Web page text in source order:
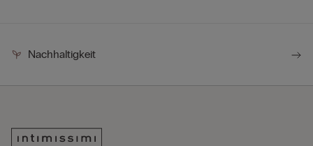
Nachhaltigkeit